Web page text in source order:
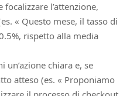
l’attenzione,
« Questo mese, il tasso di
rispetto alla media
un’azione chiara e, se
atteso (es. « Proponiamo